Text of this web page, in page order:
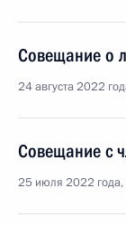
Совещание о
24 августа 2022
Совещание с
25 июля 2022